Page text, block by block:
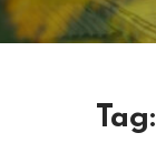
Tag: